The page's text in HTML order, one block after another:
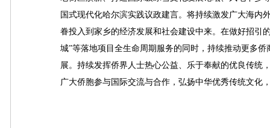
国式现代化哈尔滨实践议政建言。将持续激发广大海内
眷投入到家乡的经济发展和社会建设中来。在做好招引
城”等落地项目全生命周期服务的同时，持续推动更多
展。持续发挥侨界人士热心公益、乐于奉献的优良传统
广大侨胞参与国际交流与合作，弘扬中华优秀传统文化